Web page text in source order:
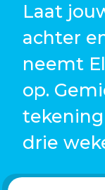
Laat
achter
neemt
op.
drie